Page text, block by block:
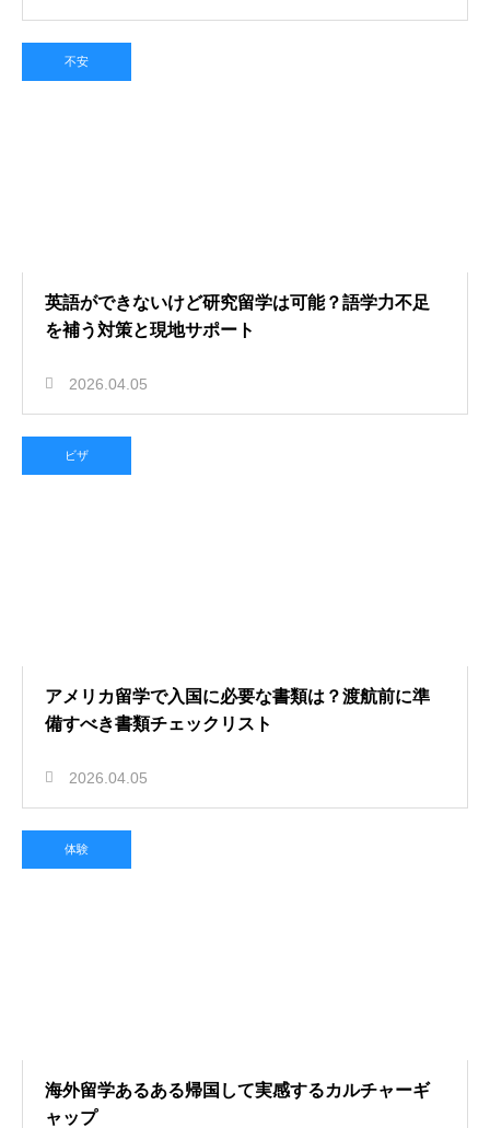
不安
英語ができないけど研究留学は可能？語学力不足
を補う対策と現地サポート
2026.04.05
ビザ
アメリカ留学で入国に必要な書類は？渡航前に準
備すべき書類チェックリスト
2026.04.05
体験
海外留学あるある帰国して実感するカルチャーギ
ャップ